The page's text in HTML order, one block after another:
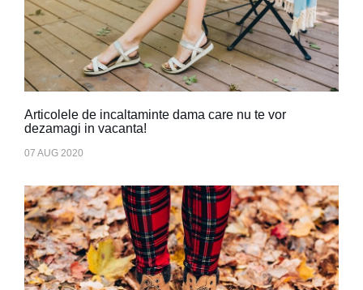
Articolele de incaltaminte dama care nu te vor
dezamagi in vacanta!
07 AUG 2020